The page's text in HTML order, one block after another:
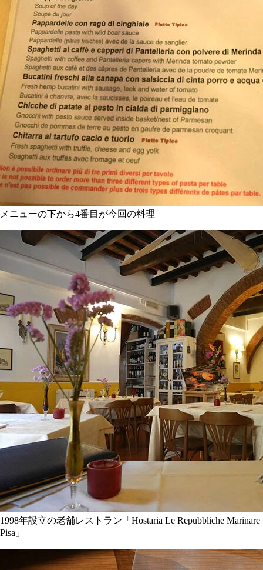
メニューの下から4番目が今回の料理
1998年設立の老舗レストラン「Hostaria Le Repubbliche Marinare
Pisa」